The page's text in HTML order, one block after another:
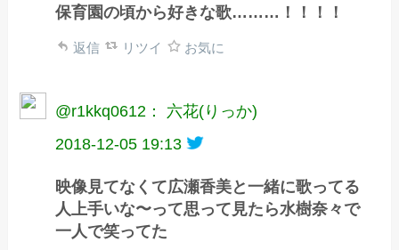
保育園の頃から好きな歌………！！！！
返信 リツイ お気に
@r1kkq0612： 六花(りっか)
2018-12-05 19:13
映像見てなくて広瀬香美と一緒に歌ってる
人上手いな〜って思って見たら水樹奈々で
一人で笑ってた